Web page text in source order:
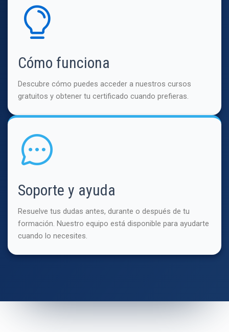
Cómo funciona
Descubre cómo puedes acceder a nuestros cursos
gratuitos y obtener tu certificado cuando prefieras.
Soporte y ayuda
Resuelve tus dudas antes, durante o después de tu
formación. Nuestro equipo está disponible para ayudarte
cuando lo necesites.